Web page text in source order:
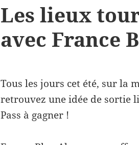
Les lieux
avec France
Tous les jours cet été, sur la
retrouvez une idée de sortie
Pass à gagner !